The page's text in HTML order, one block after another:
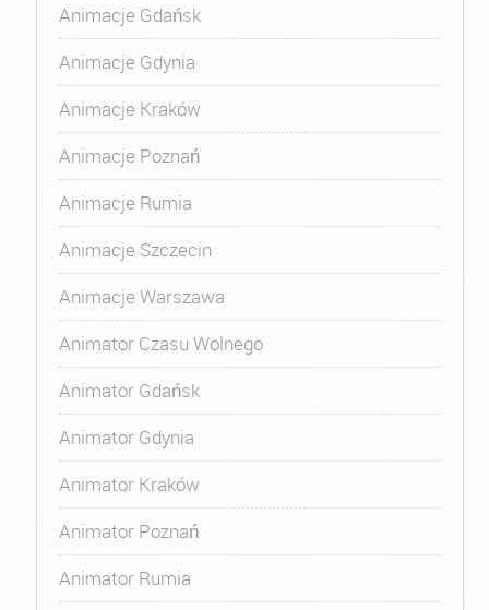
Animacje Gdańsk
Animacje Gdynia
Animacje Kraków
Animacje Poznań
Animacje Rumia
Animacje Szczecin
Animacje Warszawa
Animator Czasu Wolnego
Animator Gdańsk
Animator Gdynia
Animator Kraków
Animator Poznań
Animator Rumia